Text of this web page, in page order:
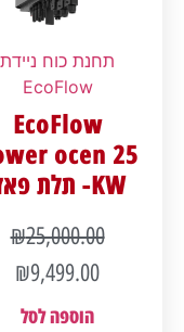
תחנת כוח ניידת
EcoFlow
EcoFlow
ocen 25
KW- תלת פאזי
₪25,000.00
₪9,499.00
הוספה לסל